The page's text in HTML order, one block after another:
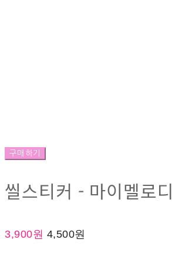
구매하기
씰스티커 - 마이멜로디
3,900원 4,500원